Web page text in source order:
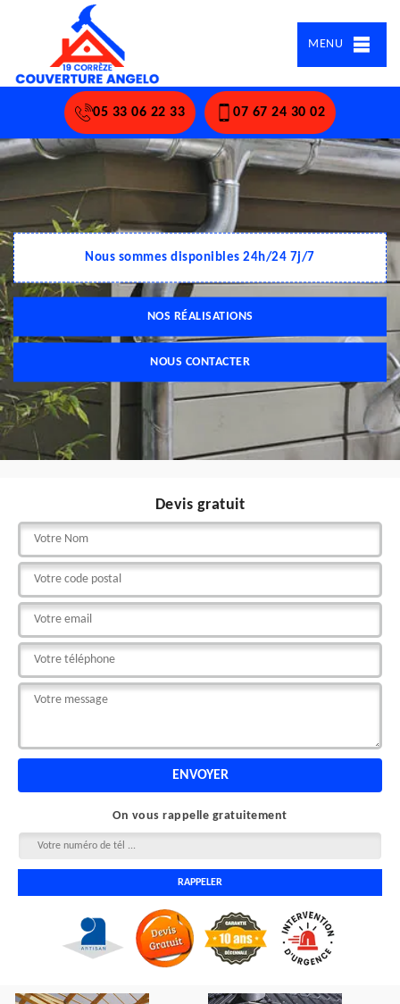
MENU
05 33 06 22 33 07 67 24 30 02
Nous sommes disponibles 24h/24 7j/7
NOS RÉALISATIONS
NOUS CONTACTER
Devis gratuit
On vous rappelle gratuitement